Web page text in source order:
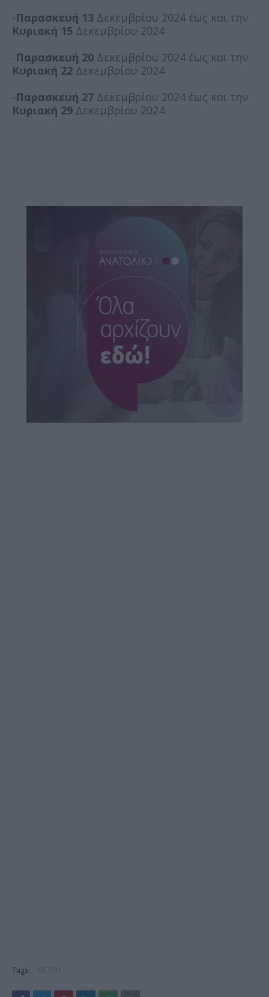
-Παρασκευή 13 Δεκεμβρίου 2024 έως και την
Κυριακή 15 Δεκεμβρίου 2024
-Παρασκευή 20 Δεκεμβρίου 2024 έως και την
Κυριακή 22 Δεκεμβρίου 2024
-Παρασκευή 27 Δεκεμβρίου 2024 έως και την
Κυριακή 29 Δεκεμβρίου 2024.
Tags: